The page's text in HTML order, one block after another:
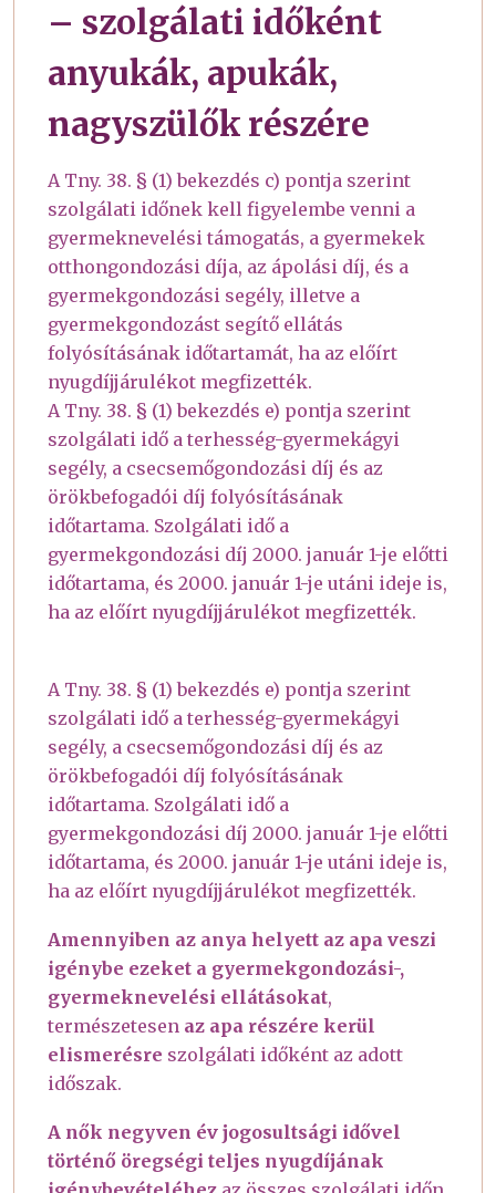
– szolgálati időként
anyukák, apukák,
nagyszülők részére
A Tny. 38. § (1) bekezdés c) pontja szerint
szolgálati időnek kell figyelembe venni a
gyermeknevelési támogatás, a gyermekek
otthongondozási díja, az ápolási díj, és a
gyermekgondozási segély, illetve a
gyermekgondozást segítő ellátás
folyósításának időtartamát, ha az előírt
nyugdíjjárulékot megfizették.
A Tny. 38. § (1) bekezdés e) pontja szerint
szolgálati idő a terhesség-gyermekágyi
segély, a csecsemőgondozási díj és az
örökbefogadói díj folyósításának
időtartama. Szolgálati idő a
gyermekgondozási díj 2000. január 1-je előtti
időtartama, és 2000. január 1-je utáni ideje is,
ha az előírt nyugdíjjárulékot megfizették.
A Tny. 38. § (1) bekezdés e) pontja szerint
szolgálati idő a terhesség-gyermekágyi
segély, a csecsemőgondozási díj és az
örökbefogadói díj folyósításának
időtartama. Szolgálati idő a
gyermekgondozási díj 2000. január 1-je előtti
időtartama, és 2000. január 1-je utáni ideje is,
ha az előírt nyugdíjjárulékot megfizették.
Amennyiben az anya helyett az apa veszi
igénybe ezeket a gyermekgondozási-,
gyermeknevelési ellátásokat,
természetesen az apa részére kerül
elismerésre szolgálati időként az adott
időszak.
A nők negyven év jogosultsági idővel
történő öregségi teljes nyugdíjának